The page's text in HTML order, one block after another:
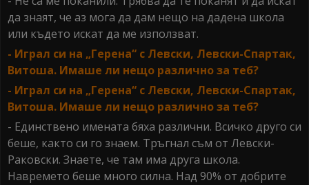
да знаят, че аз мога да дам нещо на дадена школа
или където искат да ме използват.
- Играл си на „Герена“ с Левски, Левски-Спартак,
Витоша. Имаше ли нещо различно за теб?
- Играл си на „Герена“ с Левски, Левски-Спартак,
Витоша. Имаше ли нещо различно за теб?
- Единствено имената бяха различни. Всичко друго си
беше, както си го знаем. Тръгнал съм от Левски-
Раковски. Знаете, че там има друга школа.
Навремето беше много силна. Над 90% от добрите